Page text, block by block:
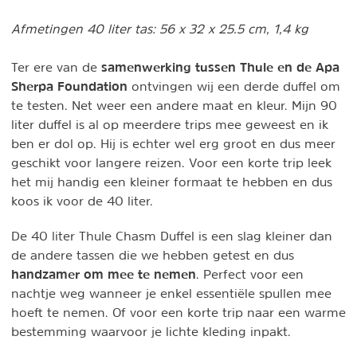
Afmetingen 40 liter tas: 56 x 32 x 25.5 cm, 1,4 kg
Ter ere van de samenwerking tussen Thule en de Apa
Sherpa Foundation ontvingen wij een derde duffel om
te testen. Net weer een andere maat en kleur. Mijn 90
liter duffel is al op meerdere trips mee geweest en ik
ben er dol op. Hij is echter wel erg groot en dus meer
geschikt voor langere reizen. Voor een korte trip leek
het mij handig een kleiner formaat te hebben en dus
koos ik voor de 40 liter.
De 40 liter Thule Chasm Duffel is een slag kleiner dan
de andere tassen die we hebben getest en dus
handzamer om mee te nemen . Perfect voor een
nachtje weg wanneer je enkel essentiële spullen mee
hoeft te nemen. Of voor een korte trip naar een warme
bestemming waarvoor je lichte kleding inpakt.